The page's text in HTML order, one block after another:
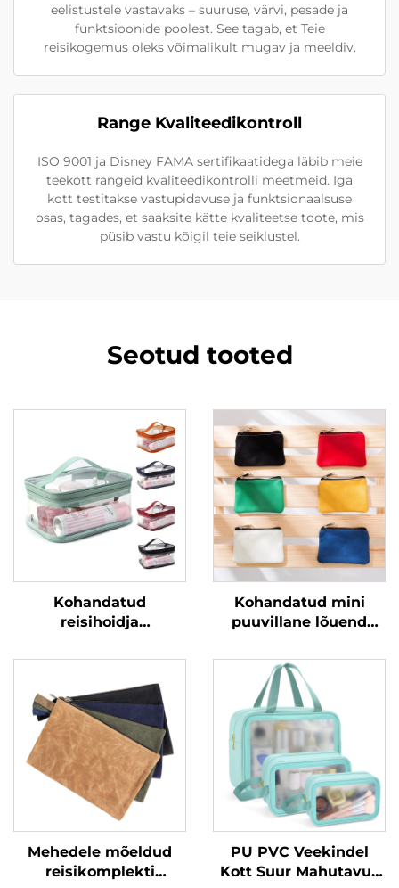
eelistustele vastavaks – suuruse, värvi, pesade ja
funktsioonide poolest. See tagab, et Teie
reisikogemus oleks võimalikult mugav ja meeldiv.
Range Kvaliteedikontroll
ISO 9001 ja Disney FAMA sertifikaatidega läbib meie
teekott rangeid kvaliteedikontrolli meetmeid. Iga
kott testitakse vastupidavuse ja funktsionaalsuse
osas, tagades, et saaksite kätte kvaliteetse toote, mis
püsib vastu kõigil teie seiklustel.
Seotud tooted
Kohandatud
reisihoidja
puhastusvahendite
kosmeetikakotid
läbipaistev ujumise
veekindel kott
Kohandatud mini
puuvillane lõuend
portatiivne vastupidav
meikimise
kosmeetikakott
nööbipaela mõnusa
värvilise reisiks
Mehedele mõeldud
reisikomplekti
PU PVC Veekindel
Kott Suur Mahutavus